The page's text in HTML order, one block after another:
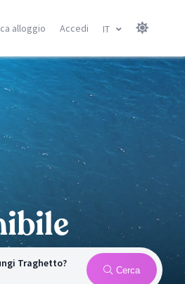
Isole Baleari
Minorca
Maiorca
Ibiza
Ricerca località
alloggio Accedi IT
Traghetto?
Cerca